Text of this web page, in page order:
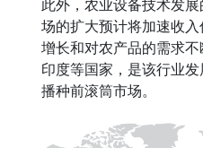
此外，农业设备技术发
场的扩大预计将加速收
增长和对农产品的需求
印度等国家，是该行业
播种前滚筒市场。